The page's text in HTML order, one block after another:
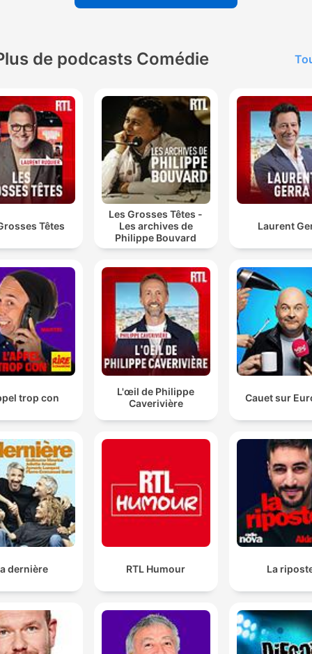
de podcasts Comédie
Têtes
Les Grosses Têtes -
Les archives de
Philippe Bouvard
Laurent
trop con
L'œil de Philippe
Caverivière
Cauet sur
dernière RTL Humour La